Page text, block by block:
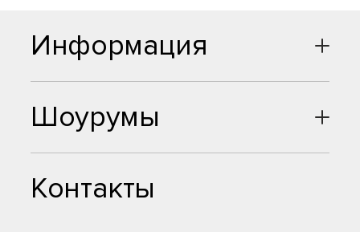
Шоурумы
Контакты
Информация